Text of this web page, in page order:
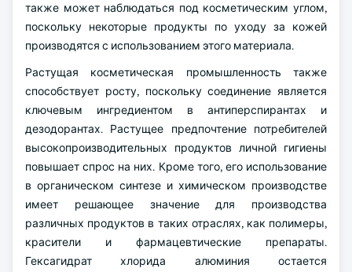
также может наблюдаться под косметическим углом,
поскольку некоторые продукты по уходу за кожей
производятся с использованием этого материала.
Растущая косметическая промышленность также
способствует росту, поскольку соединение является
ключевым ингредиентом в антиперспирантах и
дезодорантах. Растущее предпочтение потребителей
высокопроизводительных продуктов личной гигиены
повышает спрос на них. Кроме того, его использование
в органическом синтезе и химическом производстве
имеет решающее значение для производства
различных продуктов в таких отраслях, как полимеры,
красители и фармацевтические препараты.
Гексагидрат хлорида алюминия остается